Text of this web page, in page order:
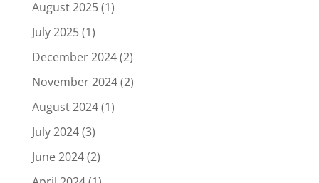
August 2025(1)
July 2025(1)
December 2024(2)
November 2024(2)
August 2024(1)
July 2024(3)
June 2024(2)